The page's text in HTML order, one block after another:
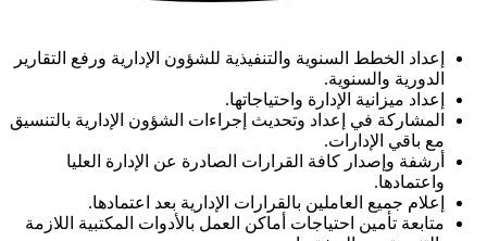
إعداد الخطط السنوية والتنفيذية للشؤون الإدارية ورفع التقارير
الدورية والسنوية.
إعداد ميزانية الإدارة واحتياجاتها.
المشاركة في إعداد وتحديث إجراءات الشؤون الإدارية بالتنسيق
مع باقي الإدارات.
أرشفة وإصدار كافة القرارات الصادرة عن الإدارة العليا
واعتمادها.
إعلام جميع العاملين بالقرارات الإدارية بعد اعتمادها.
متابعة تأمين احتياجات أماكن العمل بالأدوات المكتبية اللازمة